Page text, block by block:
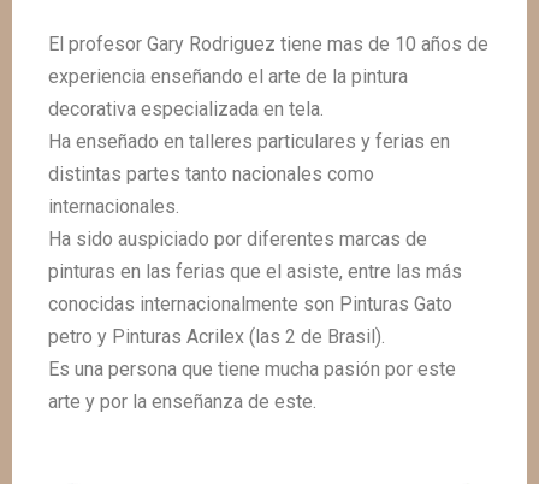
El profesor Gary Rodriguez tiene mas de 10 años de
experiencia enseñando el arte de la pintura
decorativa especializada en tela.
Ha enseñado en talleres particulares y ferias en
distintas partes tanto nacionales como
internacionales.
Ha sido auspiciado por diferentes marcas de
pinturas en las ferias que el asiste, entre las más
conocidas internacionalmente son Pinturas Gato
petro y Pinturas Acrilex (las 2 de Brasil).
Es una persona que tiene mucha pasión por este
arte y por la enseñanza de este.